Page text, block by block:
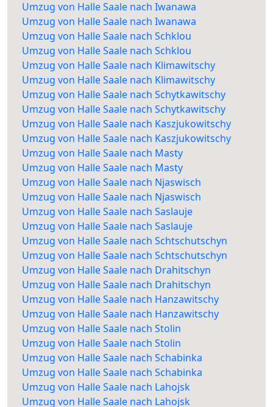
Umzug von Halle Saale nach Iwanawa
Umzug von Halle Saale nach Iwanawa
Umzug von Halle Saale nach Schklou
Umzug von Halle Saale nach Schklou
Umzug von Halle Saale nach Klimawitschy
Umzug von Halle Saale nach Klimawitschy
Umzug von Halle Saale nach Schytkawitschy
Umzug von Halle Saale nach Schytkawitschy
Umzug von Halle Saale nach Kaszjukowitschy
Umzug von Halle Saale nach Kaszjukowitschy
Umzug von Halle Saale nach Masty
Umzug von Halle Saale nach Masty
Umzug von Halle Saale nach Njaswisch
Umzug von Halle Saale nach Njaswisch
Umzug von Halle Saale nach Saslauje
Umzug von Halle Saale nach Saslauje
Umzug von Halle Saale nach Schtschutschyn
Umzug von Halle Saale nach Schtschutschyn
Umzug von Halle Saale nach Drahitschyn
Umzug von Halle Saale nach Drahitschyn
Umzug von Halle Saale nach Hanzawitschy
Umzug von Halle Saale nach Hanzawitschy
Umzug von Halle Saale nach Stolin
Umzug von Halle Saale nach Stolin
Umzug von Halle Saale nach Schabinka
Umzug von Halle Saale nach Schabinka
Umzug von Halle Saale nach Lahojsk
Umzug von Halle Saale nach Lahojsk